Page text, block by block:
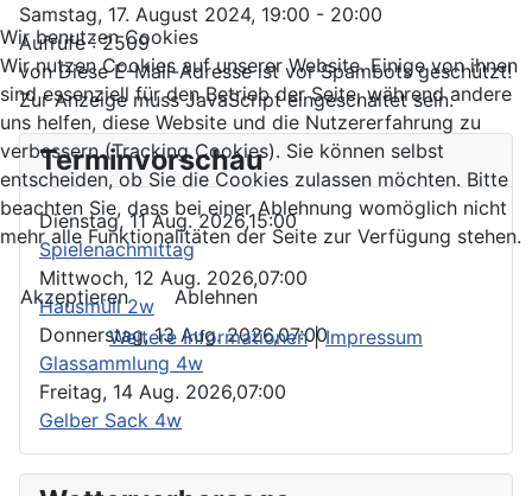
Samstag, 17. August 2024, 19:00 - 20:00
Aufrufe: 2509
vonDiese E-Mail-Adresse ist vor Spambots geschützt!
Zur Anzeige muss JavaScript eingeschaltet sein.
Terminvorschau
Dienstag, 11 Aug. 2026,15:00
Spielenachmittag
Mittwoch, 12 Aug. 2026,07:00
Hausmüll 2w
Donnerstag, 13 Aug. 2026,07:00
Glassammlung 4w
Freitag, 14 Aug. 2026,07:00
Gelber Sack 4w
Wir benutzen Cookies
Wir nutzen Cookies auf unserer Website. Einige von ihnen
sind essenziell für den Betrieb der Seite, während andere
uns helfen, diese Website und die Nutzererfahrung zu
verbessern (Tracking Cookies). Sie können selbst
entscheiden, ob Sie die Cookies zulassen möchten. Bitte
beachten Sie, dass bei einer Ablehnung womöglich nicht
mehr alle Funktionalitäten der Seite zur Verfügung stehen.
Akzeptieren
Ablehnen
Weitere Informationen|Impressum